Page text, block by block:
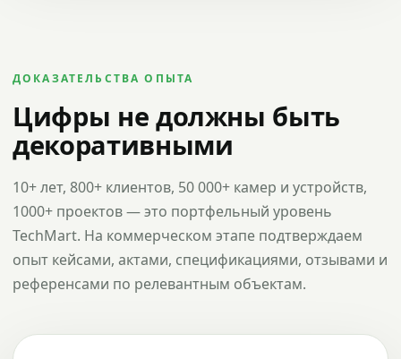
ДОКАЗАТЕЛЬСТВА ОПЫТА
Цифры не должны быть
декоративными
10+ лет, 800+ клиентов, 50 000+ камер и устройств,
1000+ проектов — это портфельный уровень
TechMart. На коммерческом этапе подтверждаем
опыт кейсами, актами, спецификациями, отзывами и
референсами по релевантным объектам.